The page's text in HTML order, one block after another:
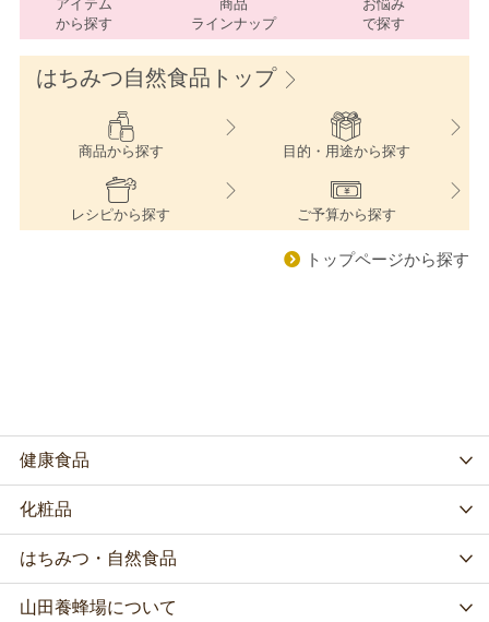
アイテム
から探す
商品
ラインナップ
お悩み
で探す
はちみつ自然食品トップ
商品から探す 目的・用途から探す
レシピから探す ご予算から探す
トップページから探す
健康食品
化粧品
はちみつ・自然食品
山田養蜂場について